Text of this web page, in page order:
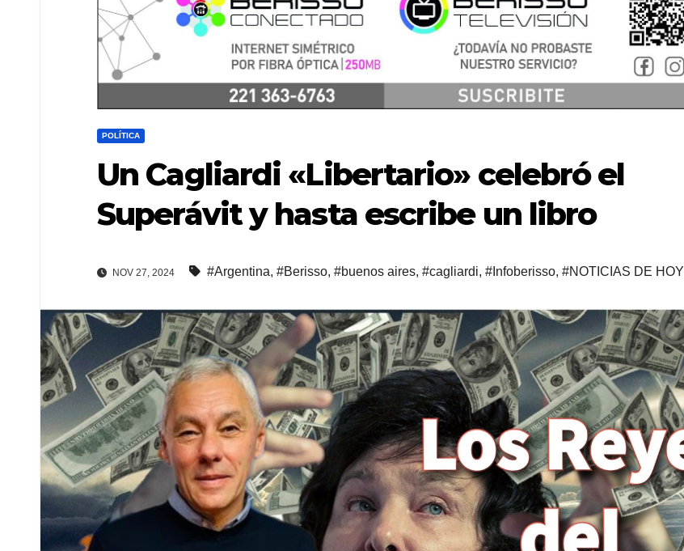
POLÍTICA
Un Cagliardi «Libertario» celebró el
Superávit y hasta escribe un libro
NOV 27, 2024 #Argentina, #Berisso, #buenos aires, #cagliardi, #Infoberisso, #NOTICIAS DE HOY